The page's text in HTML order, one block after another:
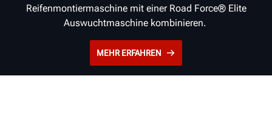
Reifenmontiermaschine mit einer Road Force® Elite
Auswuchtmaschine kombinieren.
MEHR ERFAHREN